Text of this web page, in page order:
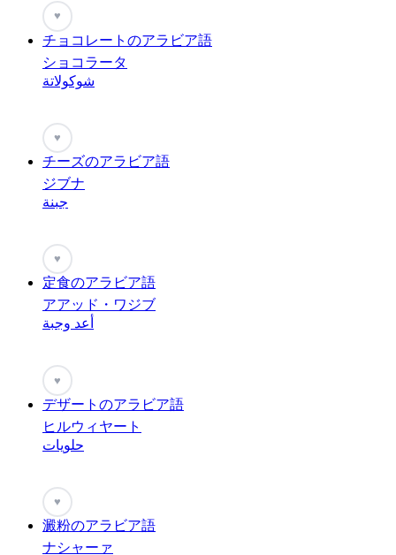
♥
チョコレートのアラビア語
ショコラータ
شوكولاتة
♥
チーズのアラビア語
ジブナ
جبنة
♥
定食のアラビア語
アアッド・ワジブ
أعد وجبة
♥
デザートのアラビア語
ヒルウィヤート
حلويات
♥
澱粉のアラビア語
ナシャーァ